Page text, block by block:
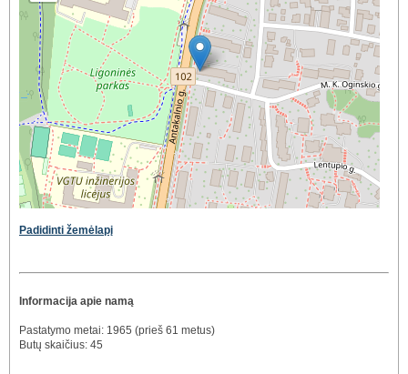
Padidinti žemėlapį
Informacija apie namą
Pastatymo metai: 1965 (prieš 61 metus)
Butų skaičius: 45